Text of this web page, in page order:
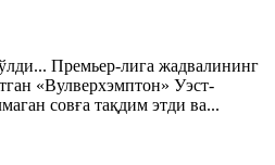
Премьер-лига жадвалининг
«Вулверхэмптон» Уэст-
совға тақдим этди ва...